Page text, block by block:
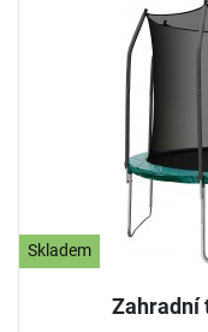
Skladem
Zahradní